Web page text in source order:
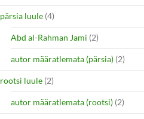
pärsia luule (4)
Abd al-Rahman Jami (2)
autor määratlemata (pärsia) (2)
rootsi luule (2)
autor määratlemata (rootsi) (2)